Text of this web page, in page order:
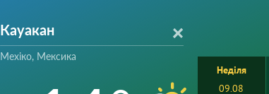
Кауакан
Мехіко, Мексика
Неділя
09.08